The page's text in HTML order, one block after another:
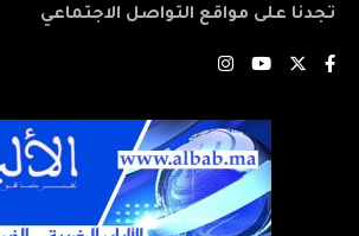
تجدنا على مواقع التواصل الاجتماعي